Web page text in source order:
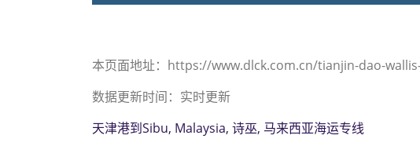
本页面地址：https://www.dlck.com.cn/tianjin-dao-
数据更新时间：实时更新
天津港到Sibu, Malaysia, 诗巫, 马来西亚海运专线